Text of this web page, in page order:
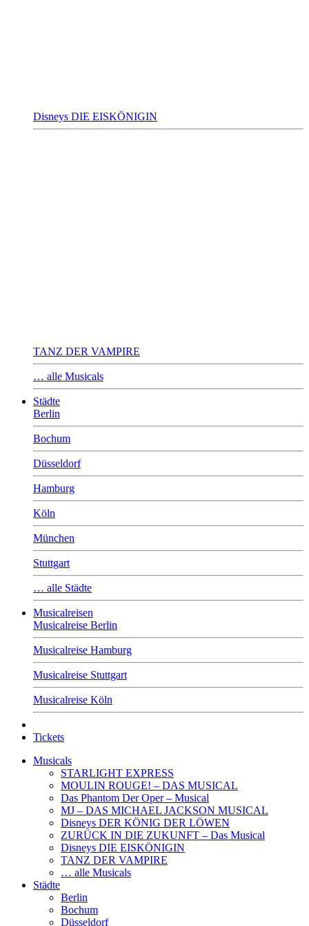
Disneys DIE EISKÖNIGIN
TANZ DER VAMPIRE
… alle Musicals
Städte
Berlin
Bochum
Düsseldorf
Hamburg
Köln
München
Stuttgart
… alle Städte
Musicalreisen
Musicalreise Berlin
Musicalreise Hamburg
Musicalreise Stuttgart
Musicalreise Köln
Tickets
Musicals
STARLIGHT EXPRESS
MOULIN ROUGE! – DAS MUSICAL
Das Phantom Der Oper – Musical
MJ – DAS MICHAEL JACKSON MUSICAL
Disneys DER KÖNIG DER LÖWEN
ZURÜCK IN DIE ZUKUNFT – Das Musical
Disneys DIE EISKÖNIGIN
TANZ DER VAMPIRE
… alle Musicals
Städte
Berlin
Bochum
Düsseldorf